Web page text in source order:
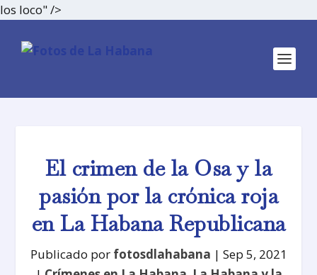
los loco" />
El crimen de la Osa y la
pasión por la crónica roja
en La Habana Republicana
Publicado por fotosdlahabana | Sep 5, 2021